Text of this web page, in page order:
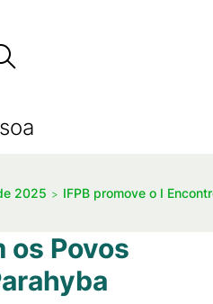
2025 IFPB promove o I
os Povos